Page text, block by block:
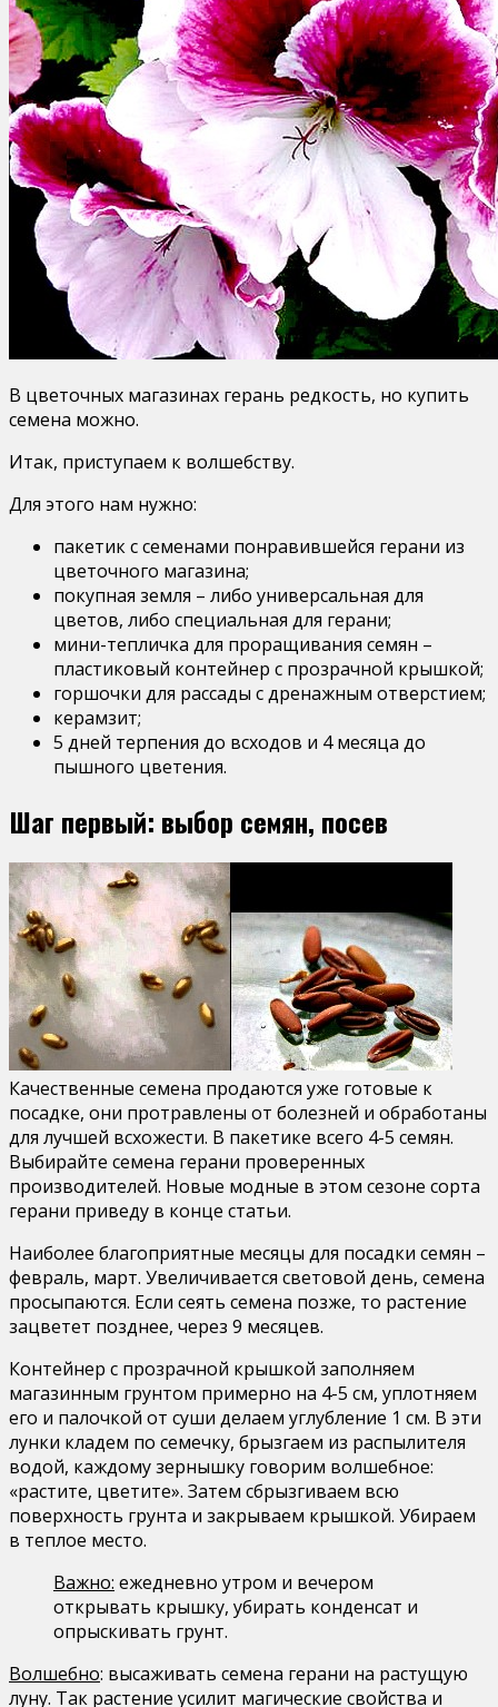
В цветочных магазинах герань редкость, но купить
семена можно.
Итак, приступаем к волшебству.
Для этого нам нужно:
пакетик с семенами понравившейся герани из
цветочного магазина;
покупная земля – либо универсальная для
цветов, либо специальная для герани;
мини-тепличка для проращивания семян –
пластиковый контейнер с прозрачной крышкой;
горшочки для рассады с дренажным отверстием;
керамзит;
5 дней терпения до всходов и 4 месяца до
пышного цветения.
Шаг первый: выбор семян, посев
Качественные семена продаются уже готовые к
посадке, они протравлены от болезней и обработаны
для лучшей всхожести. В пакетике всего 4-5 семян.
Выбирайте семена герани проверенных
производителей. Новые модные в этом сезоне сорта
герани приведу в конце статьи.
Наиболее благоприятные месяцы для посадки семян –
февраль, март. Увеличивается световой день, семена
просыпаются. Если сеять семена позже, то растение
зацветет позднее, через 9 месяцев.
Контейнер с прозрачной крышкой заполняем
магазинным грунтом примерно на 4-5 см, уплотняем
его и палочкой от суши делаем углубление 1 см. В эти
лунки кладем по семечку, брызгаем из распылителя
водой, каждому зернышку говорим волшебное:
«растите, цветите». Затем сбрызгиваем всю
поверхность грунта и закрываем крышкой. Убираем
в теплое место.
Важно: ежедневно утром и вечером
открывать крышку, убирать конденсат и
опрыскивать грунт.
Волшебно: высаживать семена герани на растущую
луну. Так растение усилит магические свойства и